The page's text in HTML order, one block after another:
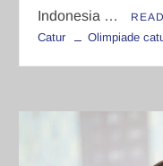
Indonesia …
Catur Olimpiade